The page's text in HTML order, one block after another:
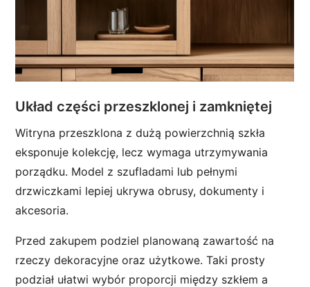
Układ części przeszklonej i zamkniętej
Witryna przeszklona z dużą powierzchnią szkła
eksponuje kolekcję, lecz wymaga utrzymywania
porządku. Model z szufladami lub pełnymi
drzwiczkami lepiej ukrywa obrusy, dokumenty i
akcesoria.
Przed zakupem podziel planowaną zawartość na
rzeczy dekoracyjne oraz użytkowe. Taki prosty
podział ułatwi wybór proporcji między szkłem a